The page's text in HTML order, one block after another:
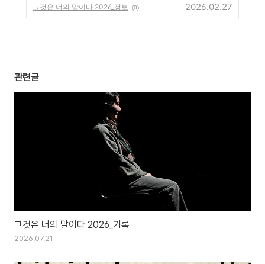
그것은 너의 말이다 2026_정보 (0) 2026.02.27
관련글
그것은 너의 말이다 2026_기록
2026.07.21